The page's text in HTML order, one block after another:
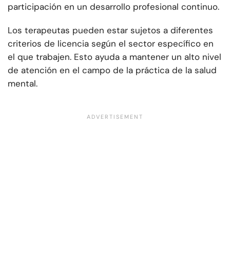
participación en un desarrollo profesional continuo.
Los terapeutas pueden estar sujetos a diferentes
criterios de licencia según el sector específico en
el que trabajen. Esto ayuda a mantener un alto nivel
de atención en el campo de la práctica de la salud
mental.